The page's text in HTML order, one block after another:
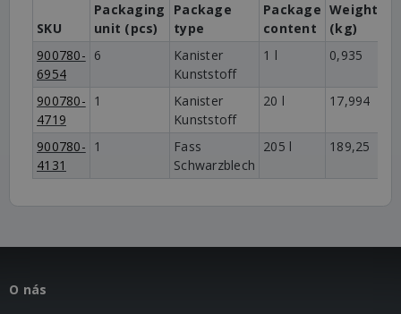
SKU
Packaging
unit (pcs)
Package
type
Package
content
Weight
(kg)
900780-
6954
6
Kanister
Kunststoff
1 l 0,935
900780-
4719
1
Kanister
Kunststoff
20 l 17,994
900780-
4131
1
Fass
Schwarzblech
205 l 189,25
O nás